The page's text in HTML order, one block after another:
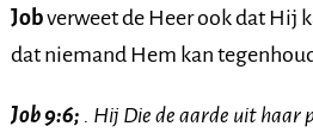
Jobverweet de Heer ook dat Hij
dat niemand Hem kan
Job 9:6;
. Hij Die de aarde uit haar